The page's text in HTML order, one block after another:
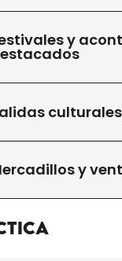
y
culturales
y
13 ❯ ❯❯